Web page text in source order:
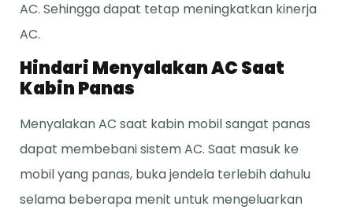
AC. Sehingga dapat tetap meningkatkan kinerja
AC.
Hindari Menyalakan AC Saat
Kabin Panas
Menyalakan AC saat kabin mobil sangat panas
dapat membebani sistem AC. Saat masuk ke
mobil yang panas, buka jendela terlebih dahulu
selama beberapa menit untuk mengeluarkan